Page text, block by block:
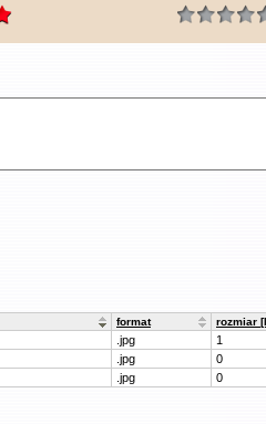
format rozmiar
.jpg
1
.jpg
0
.jpg 0